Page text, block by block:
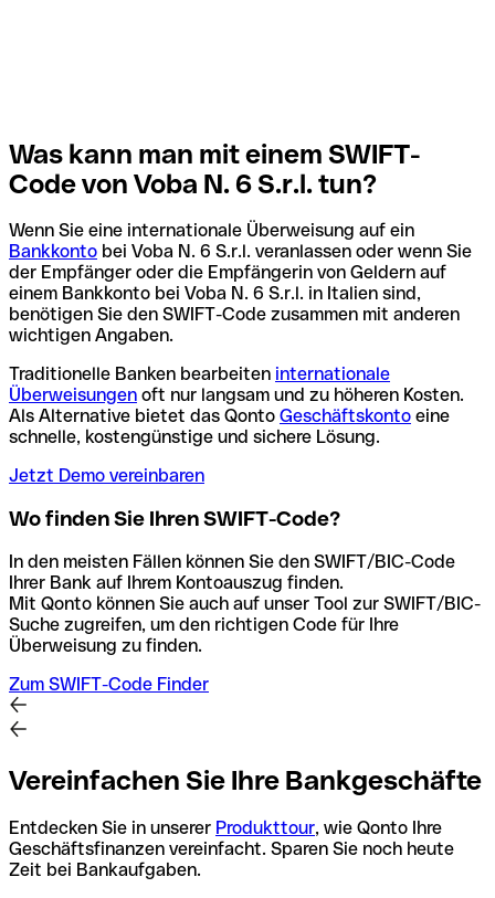
Was kann man mit einem SWIFT-
Code von Voba N. 6 S.r.l. tun?
Wenn Sie eine internationale Überweisung auf ein
Bankkonto bei Voba N. 6 S.r.l. veranlassen oder wenn Sie
der Empfänger oder die Empfängerin von Geldern auf
einem Bankkonto bei Voba N. 6 S.r.l. in Italien sind,
benötigen Sie den SWIFT-Code zusammen mit anderen
wichtigen Angaben.
Traditionelle Banken bearbeiten internationale
Überweisungen oft nur langsam und zu höheren Kosten.
Als Alternative bietet das Qonto Geschäftskonto eine
schnelle, kostengünstige und sichere Lösung.
Jetzt Demo vereinbaren
Wo finden Sie Ihren SWIFT-Code?
In den meisten Fällen können Sie den SWIFT/BIC-Code
Ihrer Bank auf Ihrem Kontoauszug finden.
Mit Qonto können Sie auch auf unser Tool zur SWIFT/BIC-
Suche zugreifen, um den richtigen Code für Ihre
Überweisung zu finden.
Zum SWIFT-Code Finder
Vereinfachen Sie Ihre Bankgeschäfte
Entdecken Sie in unserer Produkttour, wie Qonto Ihre
Geschäftsfinanzen vereinfacht. Sparen Sie noch heute
Zeit bei Bankaufgaben.